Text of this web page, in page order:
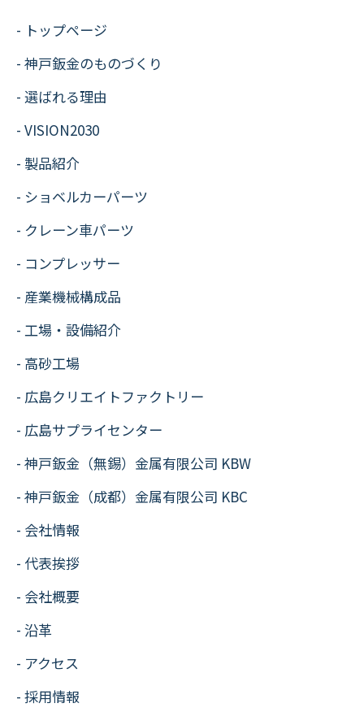
トップページ
神戸鈑金のものづくり
選ばれる理由
VISION2030
製品紹介
ショベルカーパーツ
クレーン車パーツ
コンプレッサー
産業機械構成品
工場・設備紹介
高砂工場
広島クリエイトファクトリー
広島サプライセンター
神戸鈑金（無錫）金属有限公司 KBW
神戸鈑金（成都）金属有限公司 KBC
会社情報
代表挨拶
会社概要
沿革
アクセス
採用情報